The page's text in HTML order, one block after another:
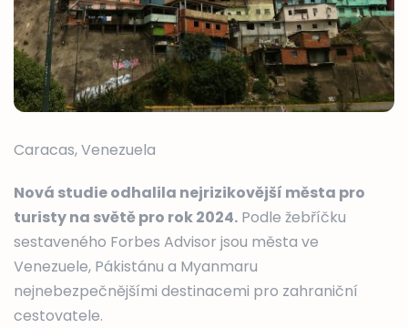
Caracas, Venezuela
Nová studie odhalila nejrizikovější města pro
turisty na světě pro rok 2024. Podle žebříčku
sestaveného Forbes Advisor jsou města ve
Venezuele, Pákistánu a Myanmaru
nejnebezpečnějšími destinacemi pro zahraniční
cestovatele.